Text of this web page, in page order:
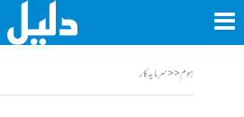
ہوم<<سرمایہ کار